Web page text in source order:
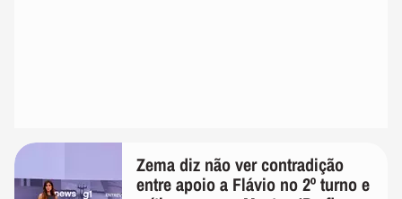
Zema diz não ver contradição
entre apoio a Flávio no 2º turno e